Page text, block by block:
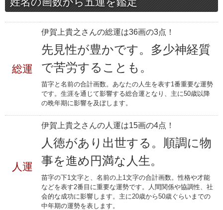
総運
伊賀上貴之さんの総運は36画の3点！
先見性が豊かです。多少神経質
で苦労することも。
苗字と名前の合計画数。あなたの人生を表す1番重要な運勢
です。生涯を通じて影響する総合運となり、主に50歳以降
の晩年期に影響を及ぼします。
人運
伊賀上貴之さんの人運は15画の4点！
人徳があり出世する。順調に物
事を進め円満な人生。
苗字の下1文字と、名前の上1文字の合計画数。性格や才能
などを表す2番目に重要な運勢です。人間関係や協調性、社
会的な成功に影響します。主に20歳から50歳ぐらいまでの
中年期の運勢を表します。